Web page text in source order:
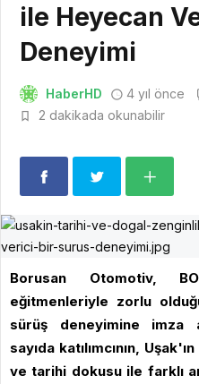
ile Heyecan
Deneyimi
HaberHD 4 yıl önce
2 dakikada okunabilir
Borusan Otomotiv,
eğitmenleriyle zorlu
sürüş deneyimine imza
sayıda katılımcının,
ve tarihi dokusu ile farklı